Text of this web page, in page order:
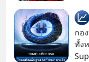
ขา
กอ
ทั้ง